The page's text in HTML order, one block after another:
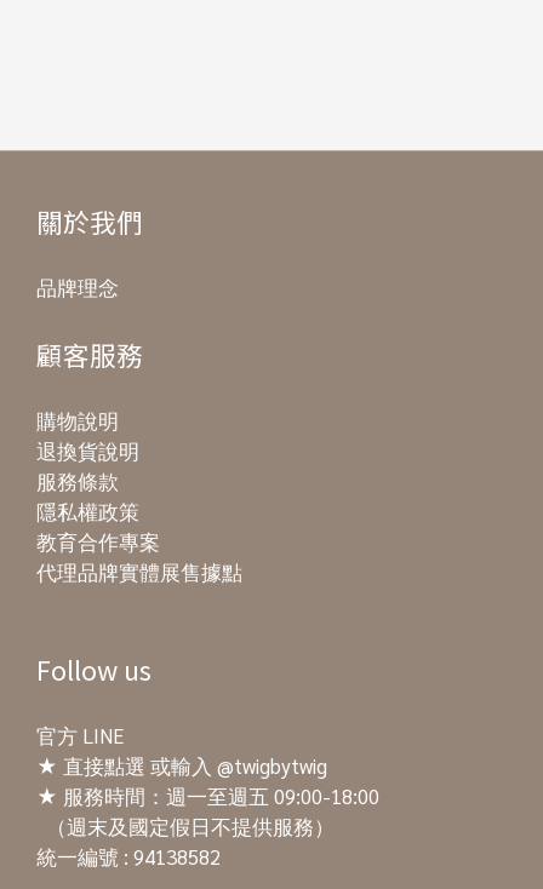
關於我們
品牌理念
顧客服務
購物說明
退換貨說明
服務條款
隱私權政策
教育合作專案
代理品牌實體展售據點
Follow us
官方 LINE
★ 直接點選 或輸入 @twigbytwig
★ 服務時間：週一至週五 09:00-18:00
（週末及國定假日不提供服務）
統一編號 : 94138582